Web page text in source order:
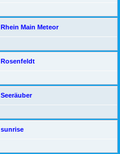
Rhein Main Meteor
Rosenfeldt
Seeräuber
sunrise